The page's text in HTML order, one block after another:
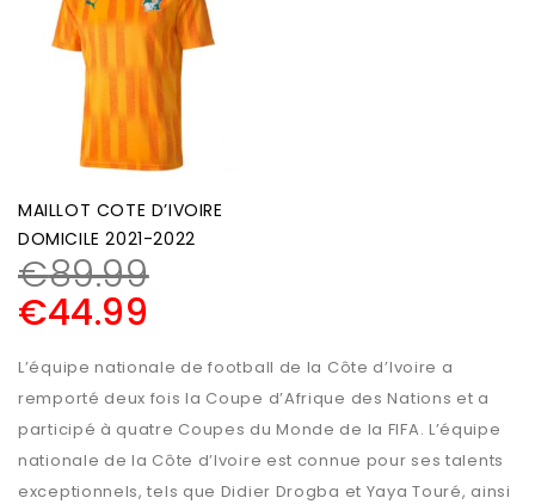
MAILLOT COTE D’IVOIRE
DOMICILE 2021-2022
€89.99
€44.99
L’équipe nationale de football de la Côte d’Ivoire a
remporté deux fois la Coupe d’Afrique des Nations et a
participé à quatre Coupes du Monde de la FIFA. L’équipe
nationale de la Côte d’Ivoire est connue pour ses talents
exceptionnels, tels que Didier Drogba et Yaya Touré, ainsi